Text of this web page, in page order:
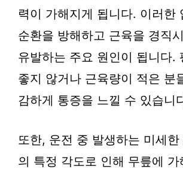
력이 가해지게 됩니다. 이러한
순환을 방해하고 근육을 경직
유발하는 주요 원인이 됩니다.
좋지 않거나 근육량이 적은 분
감하게 통증을 느낄 수 있습니
또한, 운전 중 발생하는 미세
의 특정 각도로 인해 무릎에 가